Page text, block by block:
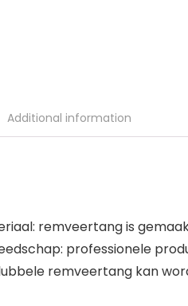
Additional information
remveertang is
professionele
remveertang kan